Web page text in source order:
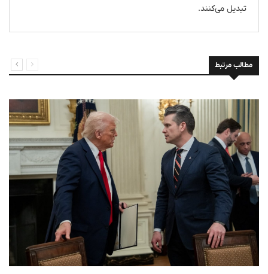
تبدیل می‌کنند.
مطالب مرتبط